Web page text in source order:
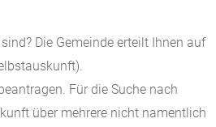
Die Gemeinde erteilt Ihnen auf
Für die Suche nach
über mehrere nicht namentlich